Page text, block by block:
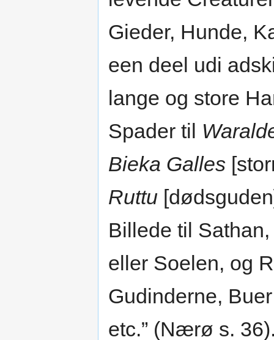
Gieder, Hunde,
een deel udi
lange og store
Spader til
Bieka Galles
Ruttu
Billede til
eller Soelen, og
Gudinderne,
etc.” (Nærø s.